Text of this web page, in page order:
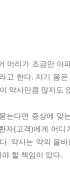
머리가 조금만
한다. 자기 몸
약사만큼 많지도
다면 증상에 맞
(고객)에게 어
약사는 약의 올
할 책임이 있다.